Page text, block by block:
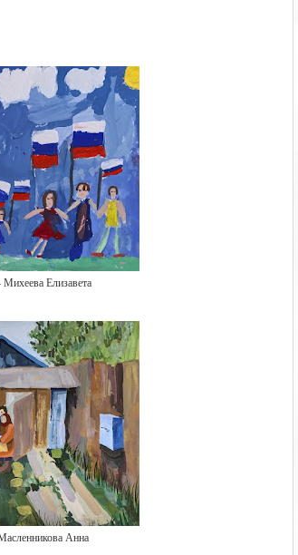
Елизавета
Анна